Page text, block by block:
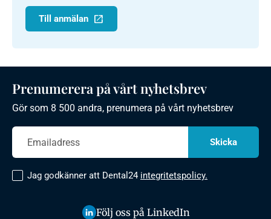
Till anmälan
Prenumerera på vårt nyhetsbrev
Gör som 8 500 andra, prenumera på vårt nyhetsbrev
Jag godkänner att Dental24 integritetspolicy.
Följ oss på LinkedIn